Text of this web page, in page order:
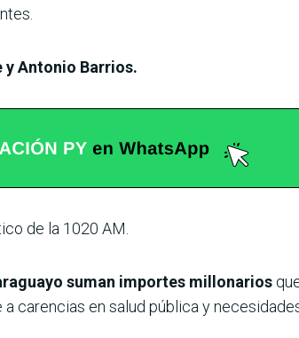
y Antonio Barrios.
de la 1020 AM.
suman importes millonarios
carencias en salud pública y